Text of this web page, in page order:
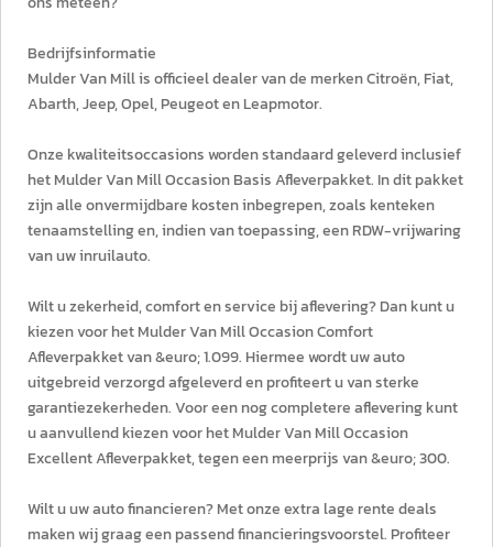
Bedrijfsinformatie
Mulder Van Mill is officieel dealer van de merken Citroën, Fiat,
Abarth, Jeep, Opel, Peugeot en Leapmotor.
Onze kwaliteitsoccasions worden standaard geleverd inclusief
het Mulder Van Mill Occasion Basis Afleverpakket. In dit pakket
zijn alle onvermijdbare kosten inbegrepen, zoals kenteken
tenaamstelling en, indien van toepassing, een RDW-vrijwaring
van uw inruilauto.
Wilt u zekerheid, comfort en service bij aflevering? Dan kunt u
kiezen voor het Mulder Van Mill Occasion Comfort
Afleverpakket van &euro; 1.099. Hiermee wordt uw auto
uitgebreid verzorgd afgeleverd en profiteert u van sterke
garantiezekerheden. Voor een nog completere aflevering kunt
u aanvullend kiezen voor het Mulder Van Mill Occasion
Excellent Afleverpakket, tegen een meerprijs van &euro; 300.
Wilt u uw auto financieren? Met onze extra lage rente deals
maken wij graag een passend financieringsvoorstel. Profiteer